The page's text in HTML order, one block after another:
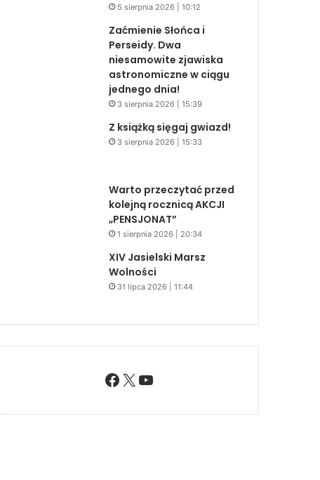
5 sierpnia 2026 | 10:12
Zaćmienie Słońca i
Perseidy. Dwa
niesamowite zjawiska
astronomiczne w ciągu
jednego dnia!
3 sierpnia 2026 | 15:39
Z książką sięgaj gwiazd!
3 sierpnia 2026 | 15:33
Warto przeczytać przed
kolejną rocznicą AKCJI
„PENSJONAT”
1 sierpnia 2026 | 20:34
XIV Jasielski Marsz
Wolności
31 lipca 2026 | 11:44
Facebook
X YouTube